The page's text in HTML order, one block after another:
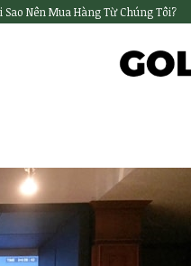
Sao Nên Mua Hàng Từ Chúng Tôi?